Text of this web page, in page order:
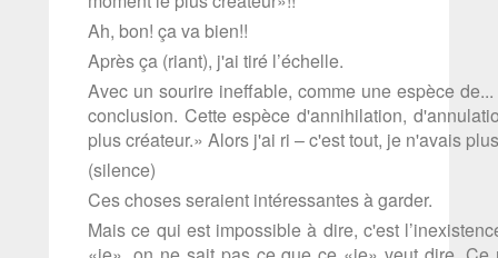
Ah, bon! ça va bien!!
Après ça (riant), j'ai tiré l’échelle.
Avec un sourire ineffable, comme une espèce
conclusion. Cette espèce d'annihilation,
plus créateur.» Alors j'ai ri – c'est tout, je n'avais
(silence)
Ces choses seraient intéressantes à garder.
Mais ce qui est impossible à dire, c'est